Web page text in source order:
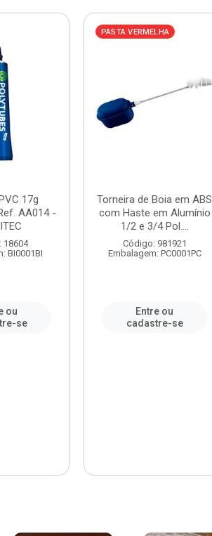
17g
AA014 -
18604
BI0001BI
ou
se
PASTA VERMELHA
Torneira de Boia em ABS
com Haste em Alumínio
1/2 e 3/4 Pol....
Código: 981921
Embalagem: PC0001PC
Entre ou
cadastre-se